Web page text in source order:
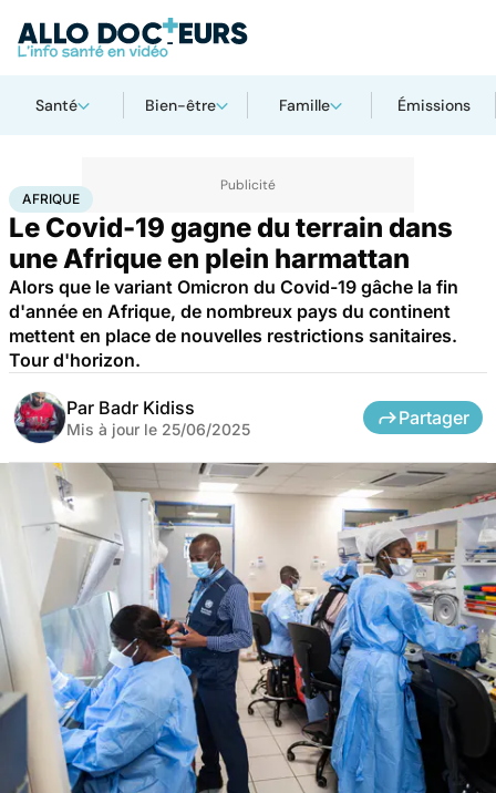
Santé Bien-être Famille Émissions
AccueilSanté Maladies infectieuses
AFRIQUE
Le Covid-19 gagne du terrain dans
une Afrique en plein harmattan
Alors que le variant Omicron du Covid-19 gâche la fin
d'année en Afrique, de nombreux pays du continent
mettent en place de nouvelles restrictions sanitaires.
Tour d'horizon.
Par Badr Kidiss
Mis à jour le 25/06/2025
Partager